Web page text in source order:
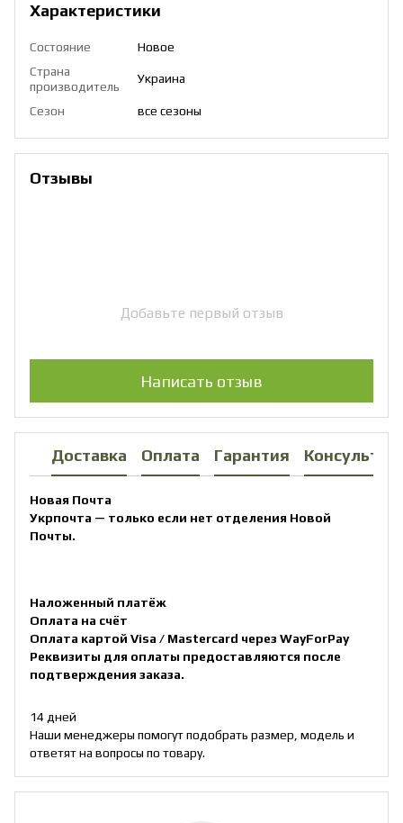
Характеристики
Состояние
Новое
Страна
производитель
Украина
Сезон все сезоны
Отзывы
Добавьте первый отзыв
Написать отзыв
Доставка Оплата Гарантия
Новая Почта
Укрпочта — только если нет отделения Новой
Почты.
Наложенный платёж
Оплата на счёт
Оплата картой Visa / Mastercard через WayForPay
Реквизиты для оплаты предоставляются после
подтверждения заказа.
14 дней
Наши менеджеры помогут подобрать размер, модель и
ответят на вопросы по товару.